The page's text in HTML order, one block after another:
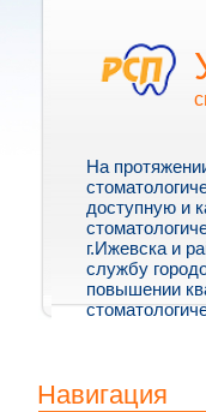
На
доступную и
г.Ижевска и
службу
повышении
Навигация